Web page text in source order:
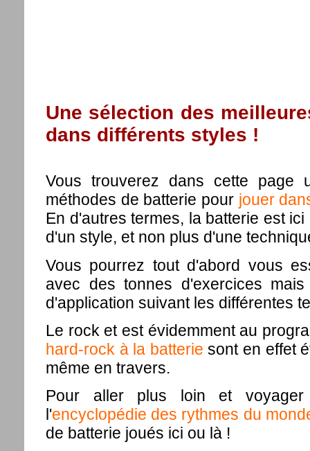
Une sélection des
dans différents styles !
Vous trouverez dans cette page
méthodes de batterie pour jouer
En d'autres termes, la batterie est
d'un style, et non plus d'une
Vous pourrez tout d'abord vous
avec des tonnes d'exercices
d'application suivant les différentes
Le rock et est évidemment au
hard-rock à la batterie sont en effet
même en travers.
Pour aller plus loin et
l'encyclopédie des rythmes du
de batterie joués ici ou là !